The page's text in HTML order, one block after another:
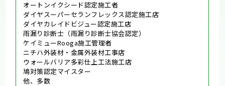
オートンイクシード認定施工者
ダイヤスーパーセランフレックス認定施工店
ダイヤカレイドビジュー認定施工店
雨漏り診断士（雨漏り診断士協会認定）
ケイミューRooga施工管理者
ニチハ外装材・金属外装材工事店
ウォールバリア多彩仕上工法施工店
鳩対策認定マイスター
他、多数